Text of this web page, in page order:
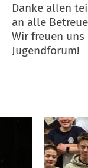
Danke allen
an alle
Wir freuen
Jugendforum!